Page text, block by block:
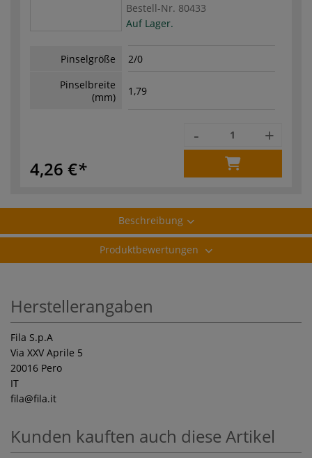
Bestell-Nr. 80433
Auf Lager.
Pinselgröße
2/0
Pinselbreite
(mm)
1,79
4,26 €
- +
Beschreibung
Produktbewertungen
Herstellerangaben
Fila S.p.A
Via XXV Aprile 5
20016 Pero
IT
fila@fila.it
Kunden kauften auch diese Artikel